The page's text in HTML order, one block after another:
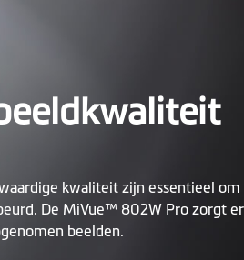
kwaliteit zijn essentieel om
De MiVue™ 802W Pro zorgt
beelden.